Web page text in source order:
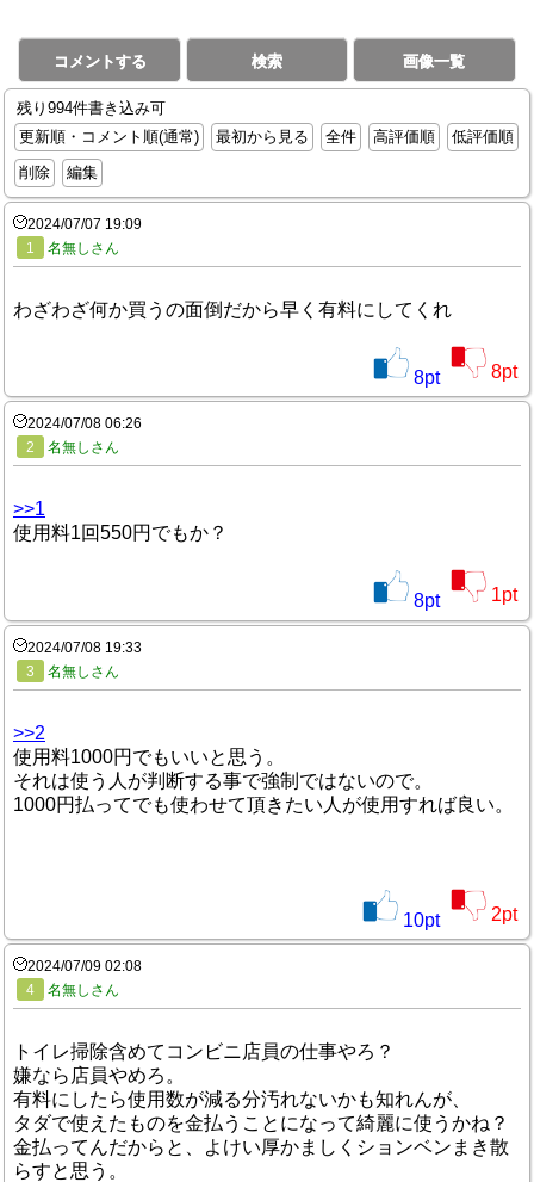
コメントする 検索 画像一覧
残り994件書き込み可
更新順・コメント順(通常)
最初から見る 全件 高評価順
低評価順
削除
編集
2024/07/07 19:09
1
名無しさん
わざわざ何か買うの面倒だから早く有料にしてくれ
8pt 8pt
2024/07/08 06:26
2
名無しさん
>>1
使用料1回550円でもか？
8pt 1pt
2024/07/08 19:33
3
名無しさん
>>2
使用料1000円でもいいと思う。
それは使う人が判断する事で強制ではないので。
1000円払ってでも使わせて頂きたい人が使用すれば良い。
10pt 2pt
2024/07/09 02:08
4
名無しさん
トイレ掃除含めてコンビニ店員の仕事やろ？
嫌なら店員やめろ。
有料にしたら使用数が減る分汚れないかも知れんが、
タダで使えたものを金払うことになって綺麗に使うかね？
金払ってんだからと、よけい厚かましくションベンまき散
らすと思う。